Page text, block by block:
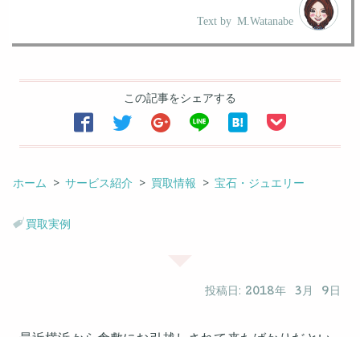
Text by M.Watanabe
この記事をシェアする
     
ホーム サービス紹介 買取情報 宝石・ジュエリー
買取実例
投稿日: 2018年 3 月 9 日